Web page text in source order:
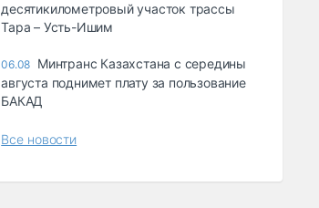
десятикилометровый участок трассы
Тара – Усть-Ишим
06.08 Минтранс Казахстана с середины
августа поднимет плату за пользование
БАКАД
Все новости